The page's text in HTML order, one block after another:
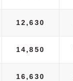
12,630
14,850
16,630